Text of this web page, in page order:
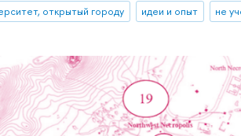
открытый городу идеи и опыт не